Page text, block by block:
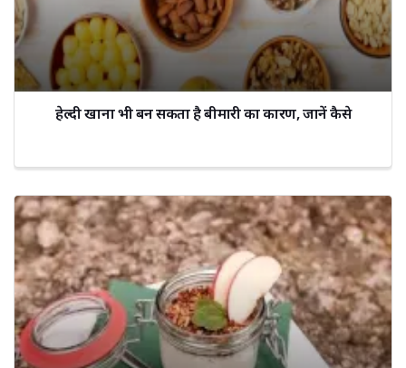
हेल्दी खाना भी बन सकता है बीमारी का कारण, जानें कैसे